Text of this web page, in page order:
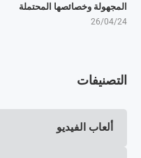
المجهولة وخصائصها المحتملة
26/04/24
التصنيفات
ألعاب الفيديو